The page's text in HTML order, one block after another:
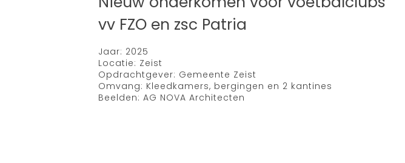
vv FZO en zsc Patria
Jaar: 2025
Locatie: Zeist
Opdrachtgever: Gemeente Zeist
Omvang: Kleedkamers, bergingen en 2 kantines
Beelden: AG NOVA Architecten